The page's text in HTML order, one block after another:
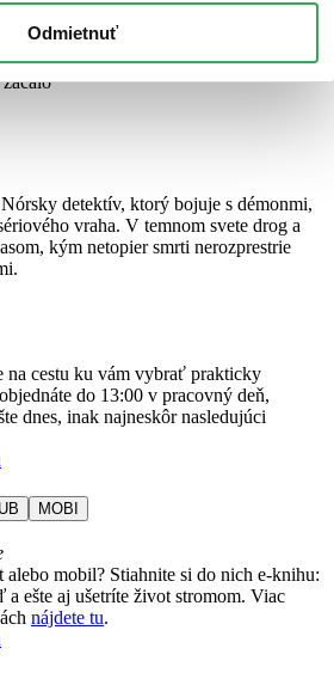
Odmietnuť
detektív, ktorý bojuje s démonmi,
vraha. V temnom svete drog a
kým netopier smrti nerozprestrie
na cestu ku vám vybrať prakticky
do 13:00 v pracovný deň,
dnes, inak najneskôr nasledujúci
MOBI
alebo mobil? Stiahnite si do nich e-knihu:
a ešte aj ušetríte život stromom. Viac
nájdete tu.